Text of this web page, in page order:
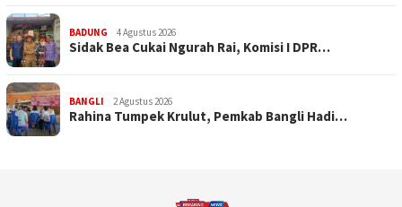
BADUNG 4 Agustus 2026
Sidak Bea Cukai Ngurah Rai, Komisi I DPR…
BANGLI 2 Agustus 2026
Rahina Tumpek Krulut, Pemkab Bangli Hadi…